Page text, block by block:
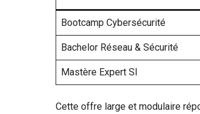
Bootcamp Cybersécurité
Bachelor Réseau & Sécurité
Mastère Expert SI
Cette offre large et modulaire